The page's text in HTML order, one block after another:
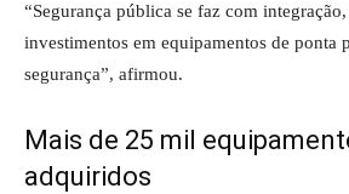
“Segurança pública se faz com
investimentos em equipamentos de ponta
segurança”, afirmou.
Mais de 25 mil
adquiridos